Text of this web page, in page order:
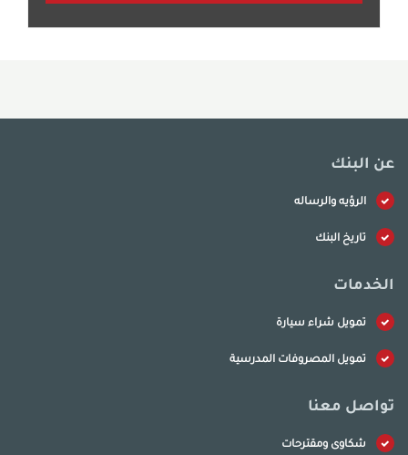
عن البنك
الرؤيه والرساله
تاريخ البنك
الخدمات
تمويل شراء سيارة
تمويل المصروفات المدرسية
تواصل معنا
شكاوى ومقترحات